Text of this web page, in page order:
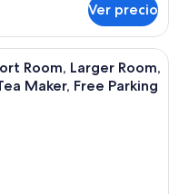
Ver precio
de cama de alta calidad y caja
Room, Larger Room,
Maker, Free Parking